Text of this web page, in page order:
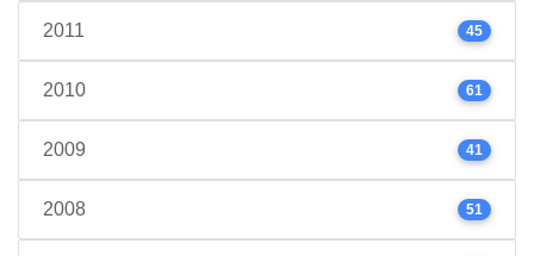
2011 45
2010 61
2009 41
2008 51